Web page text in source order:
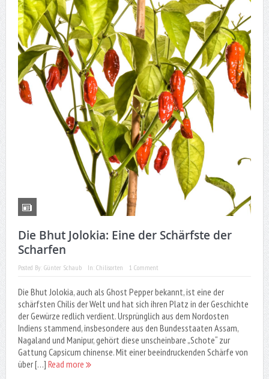
Die Bhut Jolokia: Eine der Schärfste der
Scharfen
Posted By: Günter Schaub In: Chilisorten 1 Comment
Die Bhut Jolokia, auch als Ghost Pepper bekannt, ist eine der
schärfsten Chilis der Welt und hat sich ihren Platz in der Geschichte
der Gewürze redlich verdient. Ursprünglich aus dem Nordosten
Indiens stammend, insbesondere aus den Bundesstaaten Assam,
Nagaland und Manipur, gehört diese unscheinbare „Schote“ zur
Gattung Capsicum chinense. Mit einer beeindruckenden Schärfe von
über […] Read more